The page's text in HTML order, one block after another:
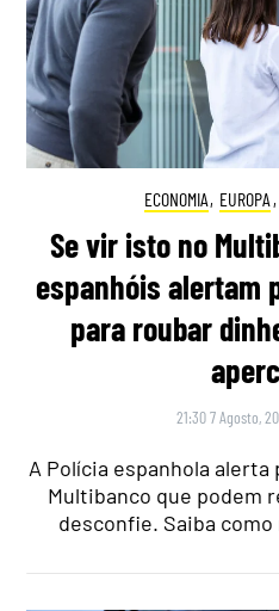
ECONOMIA, EUROPA ,
Se vir isto no
espanhóis alertam
para roubar
21:30 7 Agosto,
A Polícia espanhola alerta
Multibanco que podem
desconfie. Saiba